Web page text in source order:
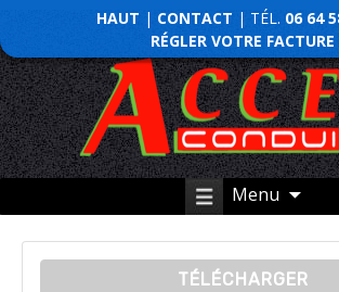
HAUT | CONTACT | TÉL. 06 64
RÉGLER VOTRE FACTURE
Menu
TÉLÉCHARGER